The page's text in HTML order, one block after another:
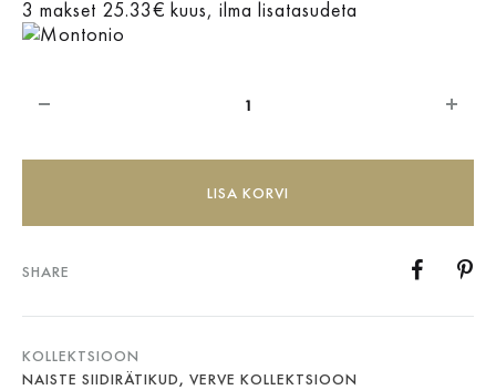
3 makset 25.33€ kuus, ilma lisatasudeta
LISA KORVI
SHARE
KOLLEKTSIOON
NAISTE SIIDIRÄTIKUD, VERVE KOLLEKTSIOON